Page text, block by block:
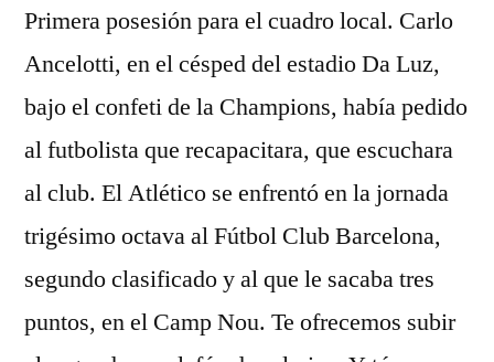
Primera posesión para el cuadro local. Carlo
Ancelotti, en el césped del estadio Da Luz,
bajo el confeti de la Champions, había pedido
al futbolista que recapacitara, que escuchara
al club. El Atlético se enfrentó en la jornada
trigésimo octava al Fútbol Club Barcelona,
segundo clasificado y al que le sacaba tres
puntos, en el Camp Nou. Te ofrecemos subir